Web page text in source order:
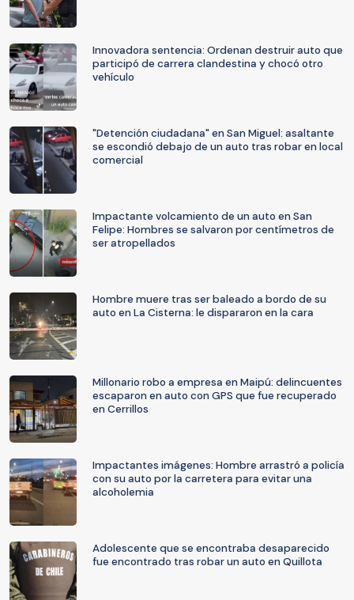
Innovadora sentencia: Ordenan destruir auto que
participó de carrera clandestina y chocó otro
vehículo
"Detención ciudadana" en San Miguel: asaltante
se escondió debajo de un auto tras robar en local
comercial
Impactante volcamiento de un auto en San
Felipe: Hombres se salvaron por centímetros de
ser atropellados
Hombre muere tras ser baleado a bordo de su
auto en La Cisterna: le dispararon en la cara
Millonario robo a empresa en Maipú: delincuentes
escaparon en auto con GPS que fue recuperado
en Cerrillos
Impactantes imágenes: Hombre arrastró a policía
con su auto por la carretera para evitar una
alcoholemia
Adolescente que se encontraba desaparecido
fue encontrado tras robar un auto en Quillota